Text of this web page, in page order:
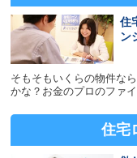
住
ン
そもそもいくらの物件な
かな？お金のプロのファ
住宅